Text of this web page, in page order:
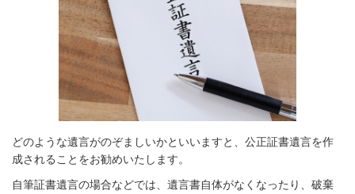
どのような遺言がのぞましいかといいますと、公正証書遺言を作
成されることをお勧めいたします。
自筆証書遺言の場合などでは、遺言書自体がなくなったり、破棄